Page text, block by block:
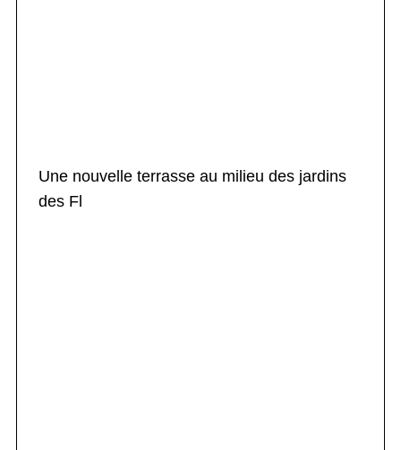
Une nouvelle terrasse au milieu des jardins
des Fl